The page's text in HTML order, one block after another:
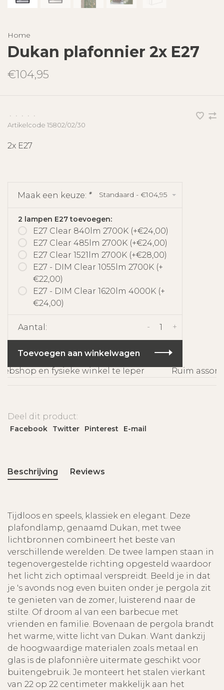
Home
Dukan plafonnier 2x E27
€104,95
• • • •
•
Artikelcode 15802/02/30
2x E27
Maak een keuze: * Standaard - €104,95
2 lampen E27 toevoegen:
E27 Clear 840lm 2700K (+€24,00)
E27 Clear 485lm 2700K (+€24,00)
E27 Clear 1521lm 2700K (+€28,00)
E27 - DIM Clear 1055lm 2700K (+
€22,00)
E27 - DIM Clear 1620lm 4000K (+
€24,00)
Aantal: +
-
Toevoegen aan winkelwagen
en fysieke winkel te Ieper
Ruim
Deel dit product:
Facebook Twitter Pinterest E-mail
Beschrijving Reviews
Tijdloos en speels, klassiek en elegant. Deze
plafondlamp, genaamd Dukan, met twee
lichtbronnen combineert het beste van
verschillende werelden. De twee lampen staan in
tegenovergestelde richting opgesteld waardoor
het licht zich optimaal verspreidt. Beeld je in dat
je 's avonds nog even buiten onder je pergola zit
te genieten van de zomer, luisterend naar de
stilte. Of droom al van een barbecue met
vrienden en familie. Bovenaan de pergola brandt
het warme, witte licht van Dukan. Want dankzij
de hoogwaardige materialen zoals metaal en
glas is de plafonnière uitermate geschikt voor
buitengebruik. Je monteert het stalen vierkant
van 22 op 22 centimeter makkelijk aan het